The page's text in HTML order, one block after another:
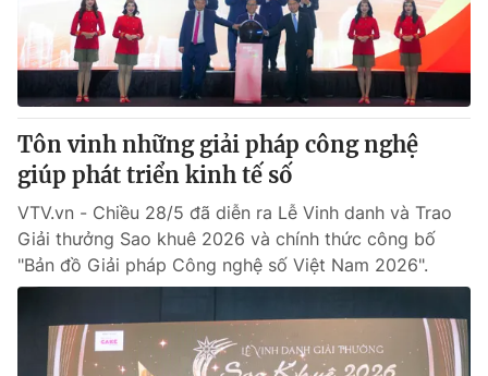
Tôn vinh những giải pháp công nghệ
giúp phát triển kinh tế số
VTV.vn - Chiều 28/5 đã diễn ra Lễ Vinh danh và Trao
Giải thưởng Sao khuê 2026 và chính thức công bố
"Bản đồ Giải pháp Công nghệ số Việt Nam 2026".